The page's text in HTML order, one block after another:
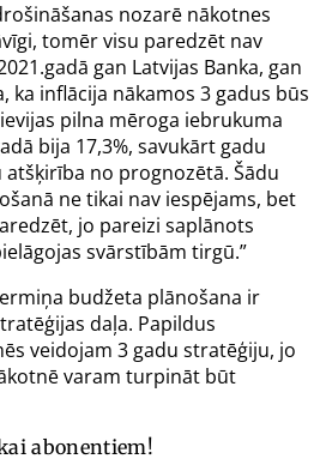
nozarē nākotnes
tomēr visu paredzēt nav
gan Latvijas Banka, gan
ka inflācija nākamos 3 gadus būs
pilna mēroga iebrukuma
bija 17,3%, savukārt gadu
atšķirība no prognozētā. Šādu
ne tikai nav iespējams, bet
jo pareizi saplānots
svārstībām tirgū.”
budžeta plānošana ir
daļa. Papildus
veidojam 3 gadu stratēģiju, jo
varam turpināt būt
abonentiem!